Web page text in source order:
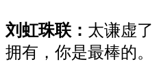
刘虹珠联： 太谦虚了
拥有，你是最棒的。